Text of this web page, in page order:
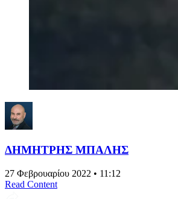
ΔΗΜΗΤΡΗΣ ΜΠΑΛΗΣ
27 Φεβρουαρίου 2022 • 11:12
Read Content